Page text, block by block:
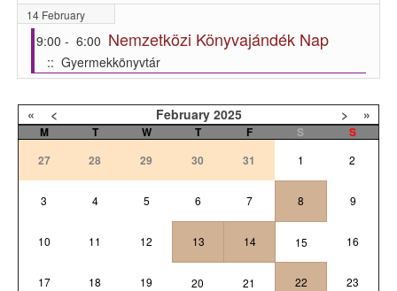
14 February
9:00 - 6:00 Nemzetközi Könyvajándék Nap
:: Gyermekkönyvtár
« < February 2025 > »
M T W T F S
S
27
28 29 30 31 1 2
3 4 5 6 7 8 9
10 11 12 13 14 15 16
17 18 19 20 21 22 23